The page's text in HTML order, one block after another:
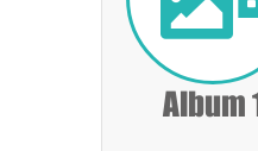
Album 1